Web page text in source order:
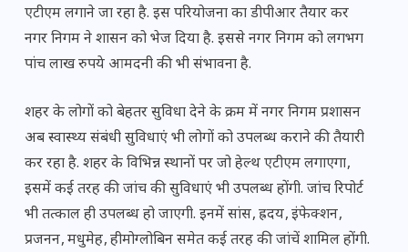
एटीएम लगाने जा रहा है. इस परियोजना का डीपीआर तैयार कर
नगर निगम ने शासन को भेज दिया है. इससे नगर निगम को लगभग
पांच लाख रुपये आमदनी की भी संभावना है.
शहर के लोगों को बेहतर सुविधा देने के क्रम में नगर निगम प्रशासन
अब स्वास्थ्य संबंधी सुविधाएं भी लोगों को उपलब्ध कराने की तैयारी
कर रहा है. शहर के विभिन्न स्थानों पर जो हेल्थ एटीएम लगाएगा‚
इसमें कई तरह की जांच की सुविधाएं भी उपलब्ध होंगी. जांच रिपोर्ट
भी तत्काल ही उपलब्ध हो जाएगी. इनमें सांस‚ ह्रदय‚ इंफेक्शन‚
प्रजनन‚ मधुमेह‚ हीमोग्लोबिन समेत कई तरह की जांचें शामिल होंगी.